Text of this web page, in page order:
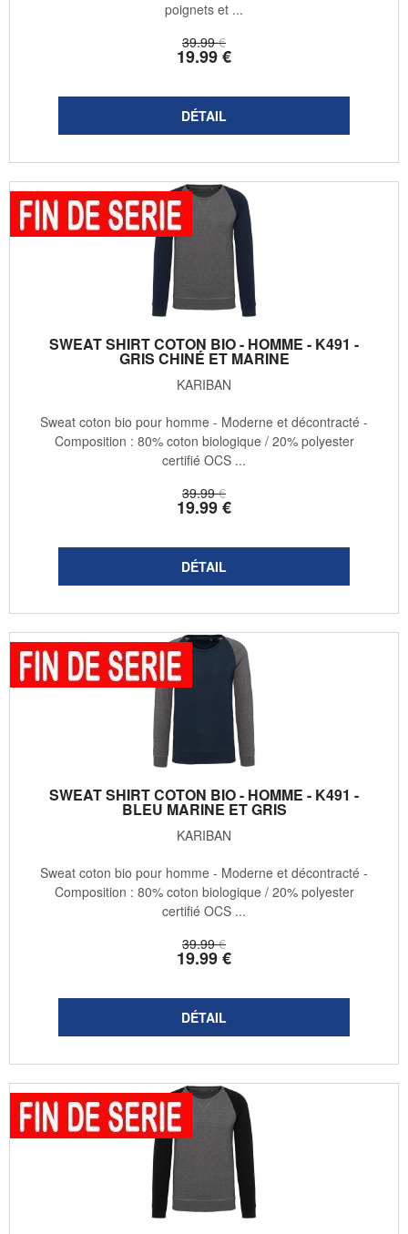
39.99 €
19.99€
poignets et ...
SWEAT SHIRT COTON BIO - HOMME - K491 -
GRIS CHINÉ ET MARINE
KARIBAN
39.99 €
19.99€
Sweat coton bio pour homme - Moderne et décontracté -
Composition : 80% coton biologique / 20% polyester
certifié OCS ...
SWEAT SHIRT COTON BIO - HOMME - K491 -
BLEU MARINE ET GRIS
KARIBAN
39.99 €
19.99€
Sweat coton bio pour homme - Moderne et décontracté -
Composition : 80% coton biologique / 20% polyester
certifié OCS ...